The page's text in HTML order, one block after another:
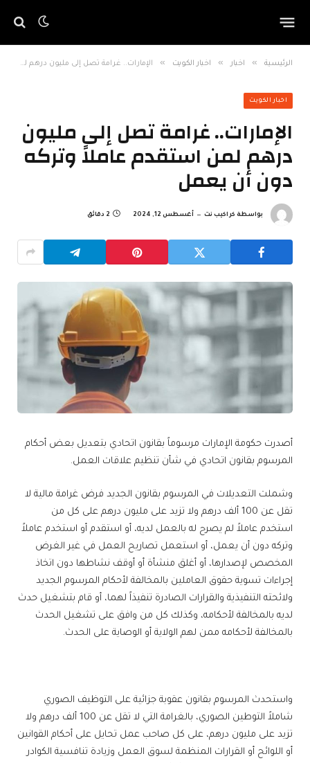
الرئيسية » اخبار » اخبار الكويت » الإمارات.. غرامة تصل إلى مليون درهم لمن استقدم عاملاً وتركه دون أن يعمل
اخبار الكويت
الإمارات.. غرامة تصل إلى مليون
درهم لمن استقدم عاملاً وتركه
دون أن يعمل
بواسطة كراكيب نت أغسطس 12, 2024 2 دقائق
أصدرت حكومة الإمارات مرسوماً بقانون اتحادي بتعديل بعض أحكام
المرسوم بقانون اتحادي في شأن تنظيم علاقات العمل.
وشملت التعديلات في المرسوم بقانون الجديد فرض غرامة مالية لا
تقل عن 100 ألف درهم ولا تزيد على مليون درهم على كل من
استخدم عاملاً لم يصرح له بالعمل لديه، أو استقدم أو استخدم عاملاً
وتركه دون أن يعمل، أو استعمل تصاريح العمل في غير الغرض
المخصص لإصدارها، أو أغلق منشأة أو أوقف نشاطها دون اتخاذ
إجراءات تسوية حقوق العاملين بالمخالفة لأحكام المرسوم الجديد
ولائحته التنفيذية والقرارات الصادرة تنفيذاً لهما، أو قام بتشغيل حدث
لديه بالمخالفة لأحكامه، وكذلك كل من وافق على تشغيل الحدث
بالمخالفة لأحكامه ممن لهم الولاية أو الوصاية على الحدث.
واستحدث المرسوم بقانون عقوبة جزائية على التوظيف الصوري
شاملاً التوطين الصوري، بالغرامة التي لا تقل عن 100 ألف درهم ولا
تزيد على مليون درهم، على كل صاحب عمل تحايل على أحكام القوانين
أو اللوائح أو القرارات المنظمة لسوق العمل وزيادة تنافسية الكوادر